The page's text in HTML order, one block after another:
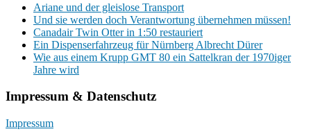
Ariane und der gleislose Transport
Und sie werden doch Verantwortung übernehmen müssen!
Canadair Twin Otter in 1:50 restauriert
Ein Dispenserfahrzeug für Nürnberg Albrecht Dürer
Wie aus einem Krupp GMT 80 ein Sattelkran der 1970iger
Jahre wird
Impressum & Datenschutz
Impressum